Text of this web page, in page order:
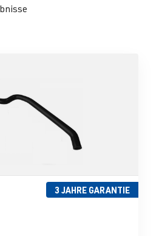
3 JAHRE GARANTIE
von 5 von 5 Sternen